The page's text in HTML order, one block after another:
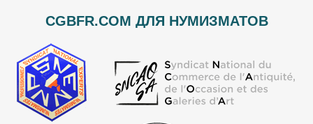
CGBFR.COM ДЛЯ НУМИЗМАТОВ